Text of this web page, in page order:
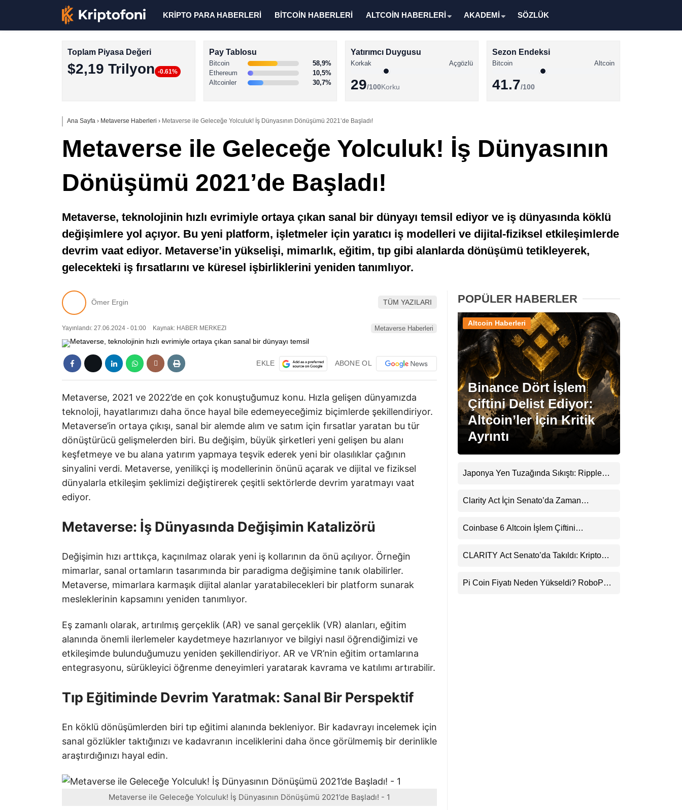
Altcoin Haberleri
Stablecoin Haberleri
Instagram
Youtube
TikTok
Pinterest
KRİPTO PARA HABERLERİ BİTCOİN HABERLERİ ALTCOİN HABERLERİ AKADEMİ SÖZLÜK
Toplam Piyasa Değeri
$2,19 Trilyon -0.61%
Pay Tablosu
Bitcoin
58,9%
Ethereum
10,5%
Altcoinler
30,7%
Yatırımcı Duygusu
Korkak Açgözlü
29/100Korku
Sezon Endeksi
Bitcoin Altcoin
41.7/100
Ana Sayfa › Metaverse Haberleri › Metaverse ile Geleceğe Yolculuk! İş Dünyasının Dönüşümü 2021’de Başladı!
Metaverse ile Geleceğe Yolculuk! İş Dünyasının
Dönüşümü 2021’de Başladı!
Metaverse, teknolojinin hızlı evrimiyle ortaya çıkan sanal bir dünyayı temsil ediyor ve iş dünyasında köklü
değişimlere yol açıyor. Bu yeni platform, işletmeler için yaratıcı iş modelleri ve dijital-fiziksel etkileşimlerde
devrim vaat ediyor. Metaverse’in yükselişi, mimarlık, eğitim, tıp gibi alanlarda dönüşümü tetikleyerek,
gelecekteki iş fırsatlarını ve küresel işbirliklerini yeniden tanımlıyor.
Ömer Ergin TÜM YAZILARI
Yayınlandı: 27.06.2024 - 01:00 Kaynak: HABER MERKEZI Metaverse Haberleri
EKLE ABONE OL
Metaverse, 2021 ve 2022’de en çok konuştuğumuz konu. Hızla gelişen dünyamızda
teknoloji, hayatlarımızı daha önce hayal bile edemeyeceğimiz biçimlerde şekillendiriyor.
Metaverse’in ortaya çıkışı, sanal bir alemde alım ve satım için fırsatlar yaratan bu tür
dönüştürücü gelişmelerden biri. Bu değişim, büyük şirketleri yeni gelişen bu alanı
keşfetmeye ve bu alana yatırım yapmaya teşvik ederek yeni bir olasılıklar çağının
sinyalini verdi. Metaverse, yenilikçi iş modellerinin önünü açarak ve dijital ve fiziksel
dünyalarla etkileşim şeklimizi değiştirerek çeşitli sektörlerde devrim yaratmayı vaat
ediyor.
Metaverse: İş Dünyasında Değişimin Katalizörü
Değişimin hızı arttıkça, kaçınılmaz olarak yeni iş kollarının da önü açılıyor. Örneğin
mimarlar, sanal ortamların tasarımında bir paradigma değişimine tanık olabilirler.
Metaverse, mimarlara karmaşık dijital alanlar yaratabilecekleri bir platform sunarak
mesleklerinin kapsamını yeniden tanımlıyor.
Eş zamanlı olarak, artırılmış gerçeklik (AR) ve sanal gerçeklik (VR) alanları, eğitim
alanında önemli ilerlemeler kaydetmeye hazırlanıyor ve bilgiyi nasıl öğrendiğimizi ve
etkileşimde bulunduğumuzu yeniden şekillendiriyor. AR ve VR’nin eğitim ortamlarına
entegrasyonu, sürükleyici öğrenme deneyimleri yaratarak kavrama ve katılımı artırabilir.
Tıp Eğitiminde Devrim Yaratmak: Sanal Bir Perspektif
En köklü dönüşümlerden biri tıp eğitimi alanında bekleniyor. Bir kadavrayı incelemek için
sanal gözlükler taktığınızı ve kadavranın inceliklerini daha önce görülmemiş bir derinlikle
araştırdığınızı hayal edin.
Metaverse ile Geleceğe Yolculuk! İş Dünyasının Dönüşümü 2021’de Başladı! - 1
POPÜLER HABERLER
Binance Dört İşlem
Çiftini Delist Ediyor:
Altcoin’ler İçin Kritik
Ayrıntı
Altcoin Haberleri
Japonya Yen Tuzağında Sıkıştı: Ripple
Clarity Act İçin Senato’da Zaman
Coinbase 6 Altcoin İşlem Çiftini
CLARITY Act Senato’da Takıldı: Kripto
Pi Coin Fiyatı Neden Yükseldi? RoboPay